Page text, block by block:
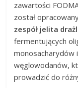
zawartości
został
zespół jelita
fermentujących
monosacharydów
węglowodanów,
prowadzić do